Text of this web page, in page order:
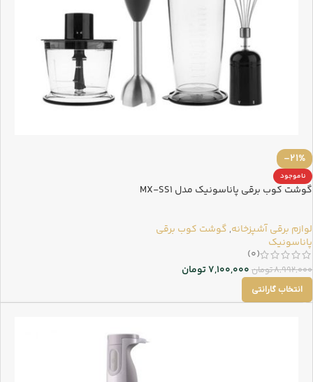
-21%
ناموجود
گوشت کوب برقی پاناسونیک مدل MX-SS1
لوازم برقی آشپزخانه, گوشت کوب برقی
پاناسونیک
(0)
8,992,000تومان 7,100,000تومان
انتخاب گارانتی